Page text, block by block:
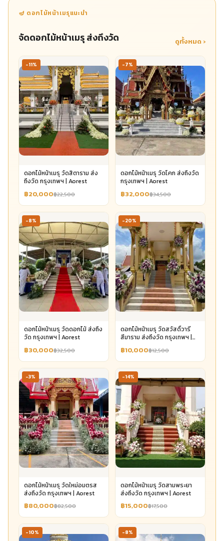
🪔 ดอกไม้หน้าเมรุแนะนำ
จัดดอกไม้หน้าเมรุ ส่งถึงวัด ดูทั้งหมด ›
-11%
ดอกไม้หน้าเมรุ วัดสิตาราม ส่ง
ถึงวัด กรุงเทพฯ | Aorest
฿20,000฿22,500
-7%
ดอกไม้หน้าเมรุ วัดโคก ส่งถึงวัด
กรุงเทพฯ | Aorest
฿32,000฿34,500
-8%
ดอกไม้หน้าเมรุ วัดดอกไม้ ส่งถึง
วัด กรุงเทพฯ | Aorest
฿30,000฿32,500
-20%
ดอกไม้หน้าเมรุ วัดสวัสดิ์วารี
สีมาราม ส่งถึงวัด กรุงเทพฯ |
฿10,000฿12,500
-3%
ดอกไม้หน้าเมรุ วัดใหม่อมตรส
ส่งถึงวัด กรุงเทพฯ | Aorest
฿80,000฿82,500
-14%
ดอกไม้หน้าเมรุ วัดสามพระยา
ส่งถึงวัด กรุงเทพฯ | Aorest
฿15,000฿17,500
-10% -8%